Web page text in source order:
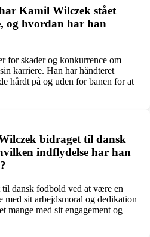
Kamil Wilczek stået
og hvordan har han
for skader og konkurrence om
karriere. Han har håndteret
hårdt på og uden for banen for at
bidraget til dansk
indflydelse har han
dansk fodbold ved at være en
sit arbejdsmoral og dedikation
mange med sit engagement og